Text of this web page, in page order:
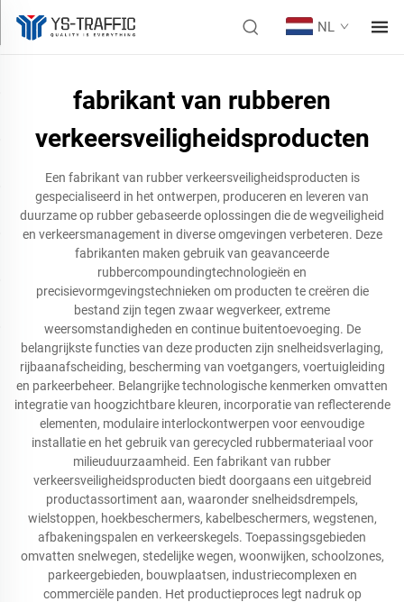
NL
fabrikant van rubberen
verkeersveiligheidsproducten
Een fabrikant van rubber verkeersveiligheidsproducten is
gespecialiseerd in het ontwerpen, produceren en leveren van
duurzame op rubber gebaseerde oplossingen die de wegveiligheid
en verkeersmanagement in diverse omgevingen verbeteren. Deze
fabrikanten maken gebruik van geavanceerde
rubbercompoundingtechnologieën en
precisievormgevingstechnieken om producten te creëren die
bestand zijn tegen zwaar wegverkeer, extreme
weersomstandigheden en continue buitentoevoeging. De
belangrijkste functies van deze producten zijn snelheidsverlaging,
rijbaanafscheiding, bescherming van voetgangers, voertuigleiding
en parkeerbeheer. Belangrijke technologische kenmerken omvatten
integratie van hoogzichtbare kleuren, incorporatie van reflecterende
elementen, modulaire interlockontwerpen voor eenvoudige
installatie en het gebruik van gerecycled rubbermateriaal voor
milieuduurzaamheid. Een fabrikant van rubber
verkeersveiligheidsproducten biedt doorgaans een uitgebreid
productassortiment aan, waaronder snelheidsdrempels,
wielstoppen, hoekbeschermers, kabelbeschermers, wegstenen,
afbakeningspalen en verkeerskegels. Toepassingsgebieden
omvatten snelwegen, stedelijke wegen, woonwijken, schoolzones,
parkeergebieden, bouwplaatsen, industriecomplexen en
commerciële panden. Het productieproces legt nadruk op